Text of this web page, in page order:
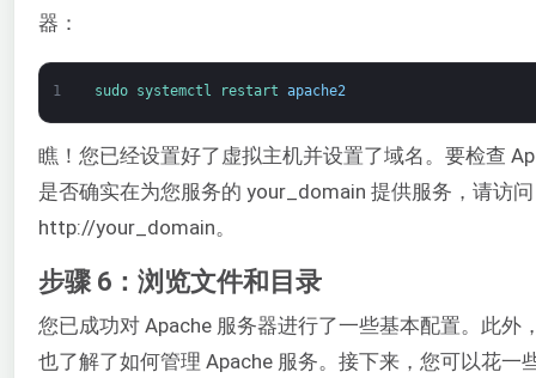
器：
1 sudo systemctl restart apache2
瞧！您已经设置好了虚拟主机并设置了域名。要检查
是否确实在为您服务的 your_domain 提供服务，请访问
http://your_domain。
步骤 6：浏览文件和目录
您已成功对 Apache 服务器进行了一些基本配置。此外
也了解了如何管理 Apache 服务。接下来，您可以花一